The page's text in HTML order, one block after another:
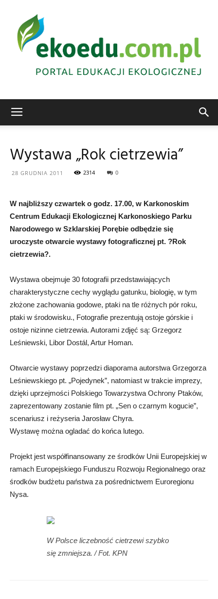
Abrys
Wystawa „Rok cietrzewia”
28 GRUDNIA 2011 2314 0
W najbliższy czwartek o godz. 17.00, w Karkonoskim
Centrum Edukacji Ekologicznej Karkonoskiego Parku
Narodowego w Szklarskiej Porębie odbędzie się
uroczyste otwarcie wystawy fotograficznej pt. ?Rok
cietrzewia?.
Wystawa obejmuje 30 fotografii przedstawiających
charakterystyczne cechy wyglądu gatunku, biologię, w tym
złożone zachowania godowe, ptaki na tle różnych pór roku,
ptaki w środowisku., Fotografie prezentują ostoje górskie i
ostoje nizinne cietrzewia. Autorami zdjęć są: Grzegorz
Leśniewski, Libor Dostál, Artur Homan.
Otwarcie wystawy poprzedzi diaporama autorstwa Grzegorza
Leśniewskiego pt. „Pojedynek”, natomiast w trakcie imprezy,
dzięki uprzejmości Polskiego Towarzystwa Ochrony Ptaków,
zaprezentowany zostanie film pt. „Sen o czarnym kogucie”,
scenariusz i reżyseria Jarosław Chyra.
Wystawę można ogladać do końca lutego.
Projekt jest współfinansowany ze środków Unii Europejskiej w
ramach Europejskiego Funduszu Rozwoju Regionalnego oraz
środków budżetu państwa za pośrednictwem Euroregionu
Nysa.
W Polsce liczebność cietrzewi szybko
się zmniejsza. / Fot. KPN